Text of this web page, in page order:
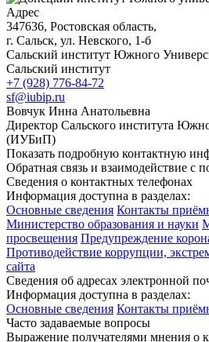
Адрес
347636, Ростовская область,
г. Сальск, ул. Невского, 1-б
Сальский институт Южного
Сальский институт
+7 (928) 776-84-72
sf@iubip.ru
Вовчук Инна Анатольевна
Директор Сальского института
(ИУБиП)
Показать подробную контактную
Обратная связь и взаимодействие с
Сведения о контактных телефонах
Информация доступна в разделах:
Основные сведения Контакты
Министерство образования и науки
просвещения Предупреждение
Противодействие коррупции,
сайта
Сведения об адресах электронной
Информация доступна в разделах:
Основные сведения Контакты
Часто задаваемые вопросы
Выражение получателями мнения о